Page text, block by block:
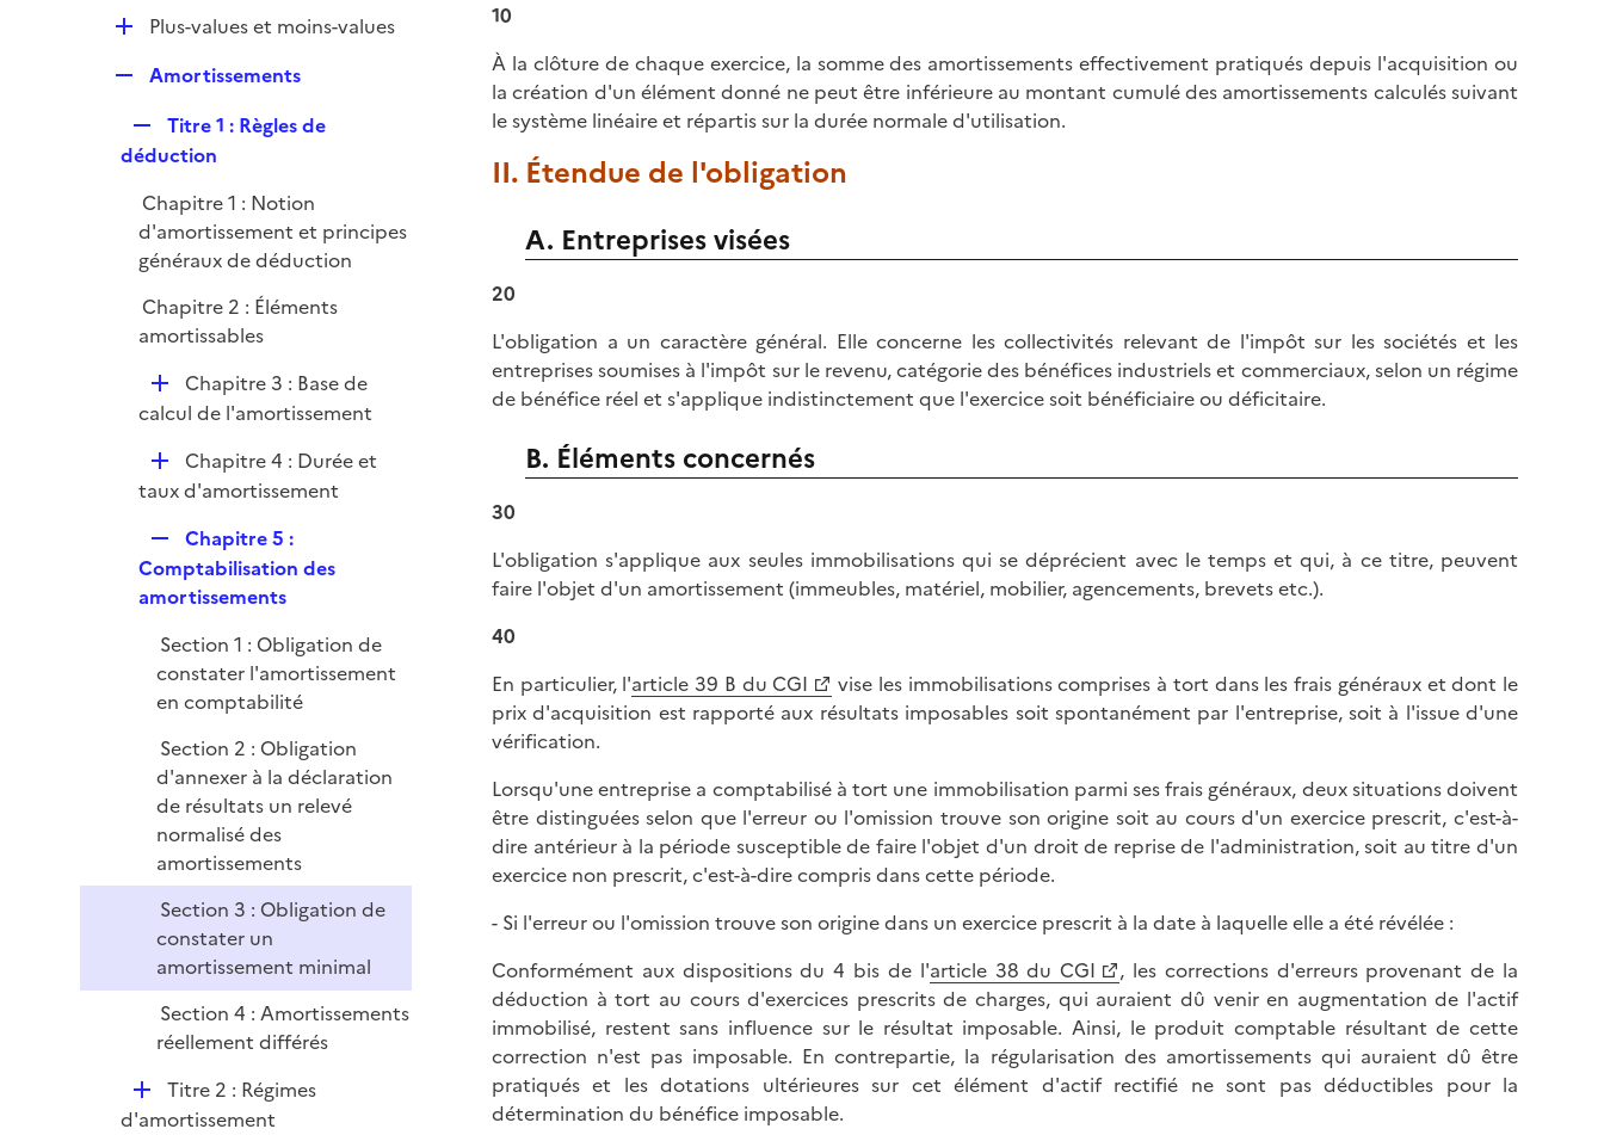
e
r
D
p
e
r
Plus-values et moins-values
p
l
e
r
Amortissements
e
l
i
e
r
Titre 1 : Règles de
déduction
Chapitre 1 : Notion
d'amortissement et principes
généraux de déduction
Chapitre 2 : Éléments
amortissables
D
é
i
Chapitre 3 : Base de
calcul de l'amortissement
D
é
i
e
Chapitre 4 : Durée et
taux d'amortissement
e
p
i
e
r
Chapitre 5 :
Comptabilisation des
amortissements
Section 1 : Obligation de
constater l'amortissement
en comptabilité
Section 2 : Obligation
d'annexer à la déclaration
de résultats un relevé
normalisé des
amortissements
Section 3 : Obligation de
constater un
amortissement minimal
Section 4 : Amortissements
réellement différés
D
é
Titre 2 : Régimes
d'amortissement
10
À la clôture de chaque exercice, la somme des amortissements effectivement pratiqués depuis l'acquisition ou
la création d'un élément donné ne peut être inférieure au montant cumulé des amortissements calculés suivant
le système linéaire et répartis sur la durée normale d'utilisation.
II. Étendue de l'obligation
A. Entreprises visées
20
L'obligation a un caractère général. Elle concerne les collectivités relevant de l'impôt sur les sociétés et les
entreprises soumises à l'impôt sur le revenu, catégorie des bénéfices industriels et commerciaux, selon un régime
de bénéfice réel et s'applique indistinctement que l'exercice soit bénéficiaire ou déficitaire.
B. Éléments concernés
30
L'obligation s'applique aux seules immobilisations qui se déprécient avec le temps et qui, à ce titre, peuvent
faire l'objet d'un amortissement (immeubles, matériel, mobilier, agencements, brevets etc.).
40
En particulier, l'article 39 B du CGI
vise les immobilisations comprises à tort dans les frais généraux et dont le
prix d'acquisition est rapporté aux résultats imposables soit spontanément par l'entreprise, soit à l'issue d'une
vérification.
Lorsqu'une entreprise a comptabilisé à tort une immobilisation parmi ses frais généraux, deux situations doivent
être distinguées selon que l'erreur ou l'omission trouve son origine soit au cours d'un exercice prescrit, c'est-à-
dire antérieur à la période susceptible de faire l'objet d'un droit de reprise de l'administration, soit au titre d'un
exercice non prescrit, c'est-à-dire compris dans cette période.
- Si l'erreur ou l'omission trouve son origine dans un exercice prescrit à la date à laquelle elle a été révélée :
Conformément aux dispositions du 4 bis de l'article 38 du CGI
, les corrections d'erreurs provenant de la
déduction à tort au cours d'exercices prescrits de charges, qui auraient dû venir en augmentation de l'actif
immobilisé, restent sans influence sur le résultat imposable. Ainsi, le produit comptable résultant de cette
correction n'est pas imposable. En contrepartie, la régularisation des amortissements qui auraient dû être
pratiqués et les dotations ultérieures sur cet élément d'actif rectifié ne sont pas déductibles pour la
détermination du bénéfice imposable.